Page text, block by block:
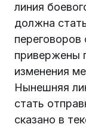
линия
должна
привержены
изменения
Нынешняя
стать
сказано в